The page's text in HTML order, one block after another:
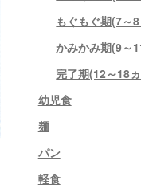
もぐもぐ期(7～
かみかみ期(9～
完了期(12～18
幼児食
麺
パン
軽食